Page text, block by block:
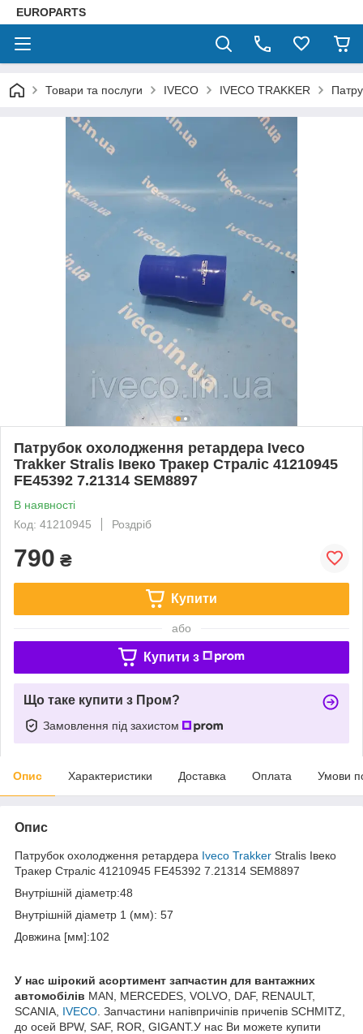
EUROPARTS
Товари та послуги IVECO IVECO TRAKKER
Патрубок охолодження ретардера Iveco
Trakker Stralis Івеко Тракер Страліс 41210945
FE45392 7.21314 SEM8897
В наявності
Код: 41210945
Роздріб
790 ₴
Купити
або
Купити з
Що таке купити з Пром?
Замовлення під захистом
Опис Характеристики Доставка Оплата Умови
Опис
Патрубок охолодження ретардера Iveco Trakker Stralis Івеко
Тракер Страліс 41210945 FE45392 7.21314 SEM8897
Внутрішній діаметр:48
Внутрішній діаметр 1 (мм): 57
Довжина [мм]:102
У нас шірокий асортимент запчастин для вантажних
автомобілів MAN, MERCEDES, VOLVO, DAF, RENAULT,
SCANIA, IVECO . Запчастини напівпричіпів причепів SCHMITZ,
до осей BPW, SAF, ROR, GIGANT.У нас Ви можете купити